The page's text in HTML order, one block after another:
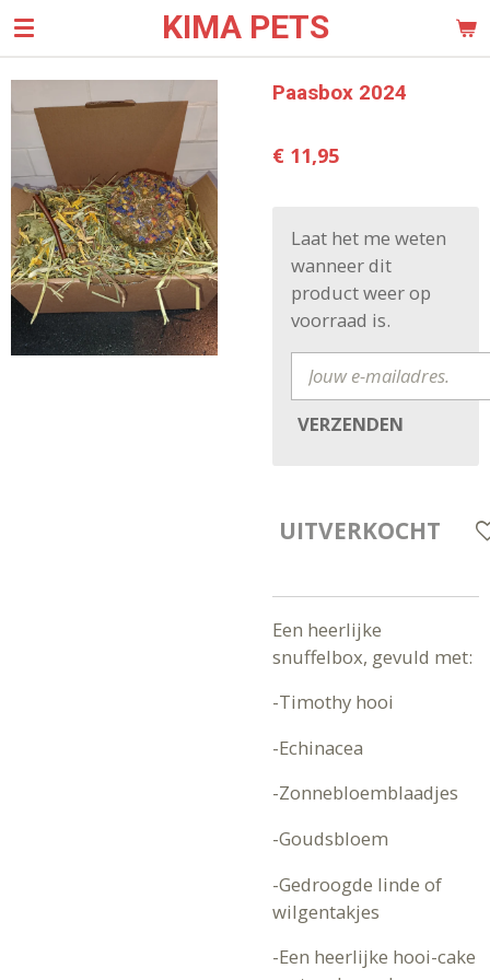
Ga
direct
naar
de
hoofdinhoud
KIMA PETS
Paasbox 2024
€ 11,95
Laat het me weten
wanneer dit
product weer op
voorraad is.
VERZENDEN
UITVERKOCHT
Een heerlijke
snuffelbox, gevuld met:
-Timothy hooi
-Echinacea
-Zonnebloemblaadjes
-Goudsbloem
-Gedroogde linde of
wilgentakjes
-Een heerlijke hooi-cake